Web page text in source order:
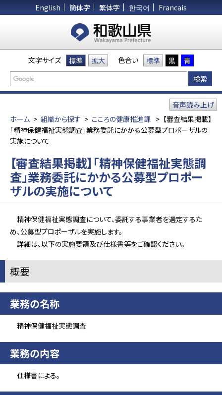
English 簡体字 繁体字 한국어 Francais
文字サイズ 標準 拡大 色合い 標準 黒 青
ホーム > 組織から探す > こころの健康推進課 > 【審査結果掲載】
「精神保健福祉実態調査」業務委託にかかる公募型プロポーザルの
実施について
音声読み上げ
【審査結果掲載】「精神保健福祉実態調
査」業務委託にかかる公募型プロポー
ザルの実施について
精神保健福祉実態調査について、委託する事業者を選定するた
め、公募型プロポーザルを実施します。
詳細は、以下の実施要領及び仕様書等をご確認ください。
概要
業務の名称
精神保健福祉実態調査
業務の内容
仕様書による。